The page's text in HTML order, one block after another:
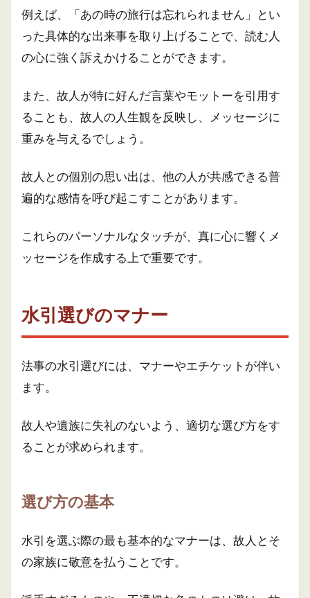
例えば、「あの時の旅行は忘れられません」とい
った具体的な出来事を取り上げることで、読む人
の心に強く訴えかけることができます。
また、故人が特に好んだ言葉やモットーを引用す
ることも、故人の人生観を反映し、メッセージに
重みを与えるでしょう。
故人との個別の思い出は、他の人が共感できる普
遍的な感情を呼び起こすことがあります。
これらのパーソナルなタッチが、真に心に響くメ
ッセージを作成する上で重要です。
水引選びのマナー
法事の水引選びには、マナーやエチケットが伴い
ます。
故人や遺族に失礼のないよう、適切な選び方をす
ることが求められます。
選び方の基本
水引を選ぶ際の最も基本的なマナーは、故人とそ
の家族に敬意を払うことです。